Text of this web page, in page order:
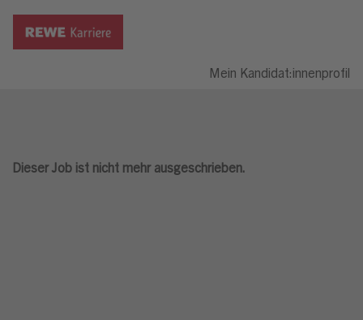
Mein Kandidat:innenprofil
Dieser Job ist nicht mehr ausgeschrieben.